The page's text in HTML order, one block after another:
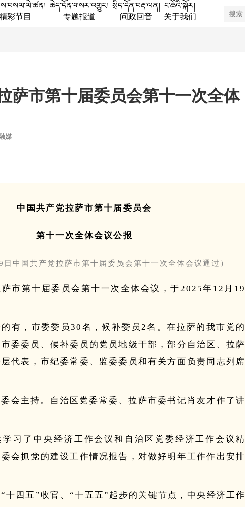
彩节目
ཆེད་དོན་གསར་འགྱུར།
专题报道
སྲིད་དོན་བརྡ་ལན།
问政回音
ང་ཚོའི་སྐོར།
关于我们
萨市第十届委员会第十一次全体
媒
中国共产党拉萨市第十届委员会
第十一次全体会议公报
日中国共产党拉萨市第十届委员会第十一次全体会议通过）
市第十届委员会第十一次全体会议，于2025年12月19
有，市委委员30名，候补委员2名。在拉萨的我市党的
委委员、候补委员的党员地级干部，部分自治区、拉萨
代表，市纪委常委、监委委员和有关方面负责同志列席
会主持。自治区党委常委、拉萨市委书记肖友才作了讲
学习了中央经济工作会议和自治区党委经济工作会议精
会抓党的建设工作情况报告，对做好明年工作作出安排
十四五”收官、“十五五”起步的关键节点，中央经济工作